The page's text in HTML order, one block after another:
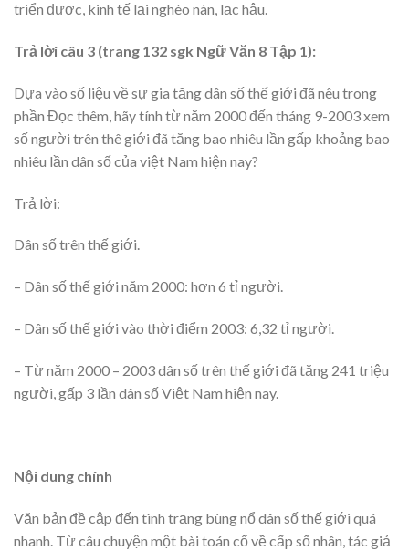
triển được, kinh tế lại nghèo nàn, lạc hậu.
Trả lời câu 3 (trang 132 sgk Ngữ Văn 8 Tập 1):
Dựa vào số liệu về sự gia tăng dân số thế giới đã nêu trong
phần Đọc thêm, hãy tính từ năm 2000 đến tháng 9-2003 xem
số người trên thê giới đã tăng bao nhiêu lần gấp khoảng bao
nhiêu lần dân số của việt Nam hiện nay?
Trả lời:
Dân số trên thế giới.
– Dân số thế giới năm 2000: hơn 6 tỉ người.
– Dân số thế giới vào thời điểm 2003: 6,32 tỉ người.
– Từ năm 2000 – 2003 dân số trên thế giới đã tăng 241 triệu
người, gấp 3 lần dân số Việt Nam hiện nay.
Nội dung chính
Văn bản đề cập đến tình trạng bùng nổ dân số thế giới quá
nhanh. Từ câu chuyện một bài toán cổ về cấp số nhân, tác giả